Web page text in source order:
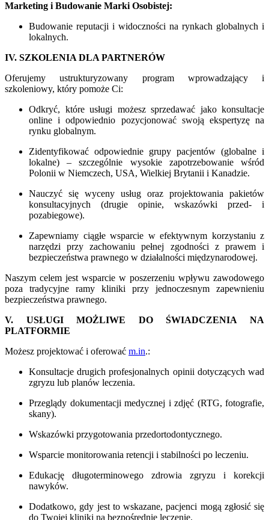
Marketing i Budowanie Marki Osobistej:
Budowanie reputacji i widoczności na rynkach globalnych i
lokalnych.
IV. SZKOLENIA DLA PARTNERÓW
Oferujemy ustrukturyzowany program wprowadzający i
szkoleniowy, który pomoże Ci:
Odkryć, które usługi możesz sprzedawać jako konsultacje
online i odpowiednio pozycjonować swoją ekspertyzę na
rynku globalnym.
Zidentyfikować odpowiednie grupy pacjentów (globalne i
lokalne) – szczególnie wysokie zapotrzebowanie wśród
Polonii w Niemczech, USA, Wielkiej Brytanii i Kanadzie.
Nauczyć się wyceny usług oraz projektowania pakietów
konsultacyjnych (drugie opinie, wskazówki przed- i
pozabiegowe).
Zapewniamy ciągłe wsparcie w efektywnym korzystaniu z
narzędzi przy zachowaniu pełnej zgodności z prawem i
bezpieczeństwa prawnego w działalności międzynarodowej.
Naszym celem jest wsparcie w poszerzeniu wpływu zawodowego
poza tradycyjne ramy kliniki przy jednoczesnym zapewnieniu
bezpieczeństwa prawnego.
V. USŁUGI MOŻLIWE DO ŚWIADCZENIA NA
PLATFORMIE
Możesz projektować i oferować m.in.:
Konsultacje drugich profesjonalnych opinii dotyczących wad
zgryzu lub planów leczenia.
Przeglądy dokumentacji medycznej i zdjęć (RTG, fotografie,
skany).
Wskazówki przygotowania przedortodontycznego.
Wsparcie monitorowania retencji i stabilności po leczeniu.
Edukację długoterminowego zdrowia zgryzu i korekcji
nawyków.
Dodatkowo, gdy jest to wskazane, pacjenci mogą zgłosić się
do Twojej kliniki na bezpośrednie leczenie.